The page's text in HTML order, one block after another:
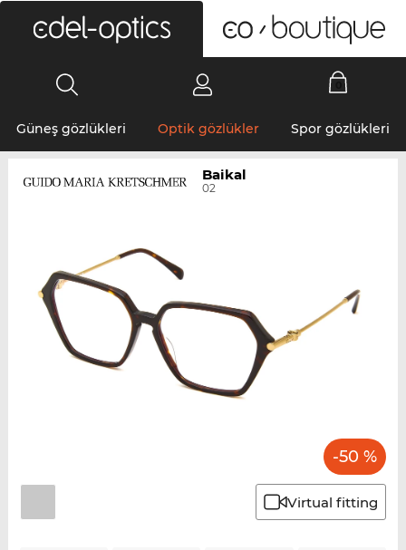
Güneş gözlükleri Optik gözlükler Spor gözlükleri
Baikal
02
-50 %
Virtual fitting